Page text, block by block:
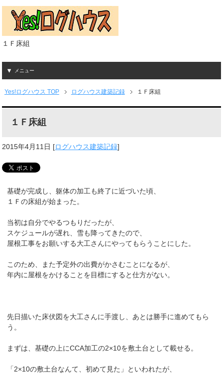
１Ｆ床組
メニュー
Yes!ログハウス TOP ログハウス建築記録 １Ｆ床組
１Ｆ床組
2015年4月11日 [ログハウス建築記録]
基礎が完成し、躯体の加工も終了に近づいた頃、
１Ｆの床組が始まった。
当初は自分でやるつもりだったが、
スケジュールが遅れ、雪も降ってきたので、
屋根工事をお願いする大工さんにやってもらうことにした。
このため、また予定外の出費がかさむことになるが、
年内に屋根をかけることを目標にすると仕方がない。
先日描いた床伏図を大工さんに手渡し、あとは勝手に進めてもら
う。
まずは、基礎の上にCCA加工の2×10を敷土台として載せる。
「2×10の敷土台なんて、初めて見た」といわれたが、